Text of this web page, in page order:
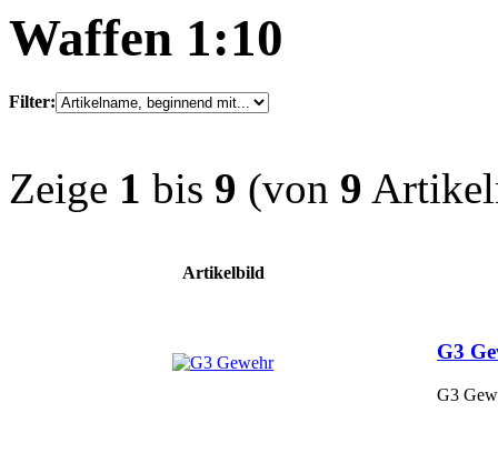
Waffen 1:10
Filter:
Zeige 1 bis 9 (von 9
Artikelbild
G3
G3